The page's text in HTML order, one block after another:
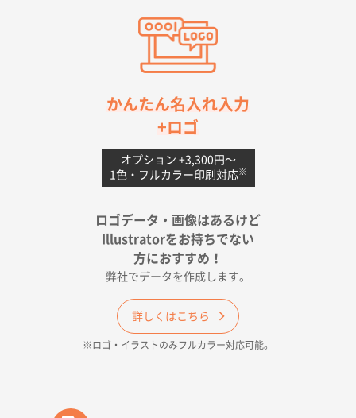
ワンポイントポリ袋 A4サイズ(黒)
2026年04月20日 14:28
お値打ちだったので
茨城県G社様
300枚
値段と注文のしやすさ
ポリ袋 手穴A4サイズ
5000枚
2026年04月17日 09:28
印刷色が豊富であったため
ECO OPPワンポイントポリ袋 A4サイズ（透明）
2026年04月16日 14:31
東京都のお客様
かんたん名入れ入力
+ロゴ
オプション +3,300円〜
1色・フルカラー印刷対応※
ロゴデータ・画像はあるけど
Illustratorをお持ちでない
方におすすめ！
弊社でデータを作成します。
詳しくはこちら
※ロゴ・イラストのみフルカラー対応可能。